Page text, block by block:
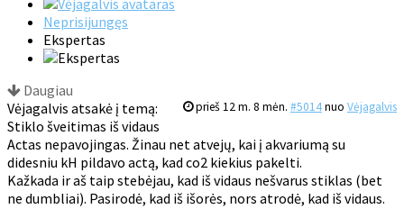
Neprisijungęs
Ekspertas
Daugiau
prieš 12 m. 8 mėn. #5014nuo Vėjagalvis
Vėjagalvis atsakė į temą:
Stiklo šveitimas iš vidaus
Actas nepavojingas. Žinau net atvejų, kai į akvariumą su
didesniu kH pildavo actą, kad co2 kiekius pakelti.
Kažkada ir aš taip stebėjau, kad iš vidaus nešvarus stiklas (bet
ne dumbliai). Pasirodė, kad iš išorės, nors atrodė, kad iš vidaus.